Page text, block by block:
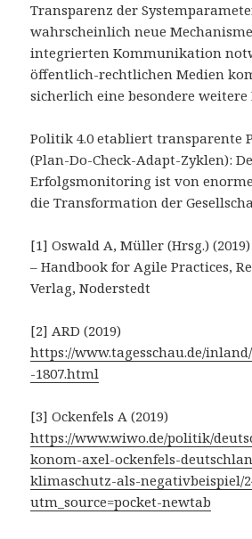
Transparenz der
wahrscheinlich neue
integrierten Kommunikation
öffentlich-rechtlichen Medien
sicherlich eine besondere weitere
Politik 4.0 etabliert transparente
(Plan-Do-Check-Adapt-Zyklen):
Erfolgsmonitoring ist von
die Transformation der
[1] Oswald A, Müller (Hrsg.)
– Handbook for Agile Practices,
Verlag, Noderstedt
[2] ARD (2019)
https://www.tagesschau.de/
-1807.html
[3] Ockenfels A (2019)
https://www.wiwo.de/politik/
konom-axel-ockenfels-
klimaschutz-als-negativbeispiel/
utm_source=pocket-newtab